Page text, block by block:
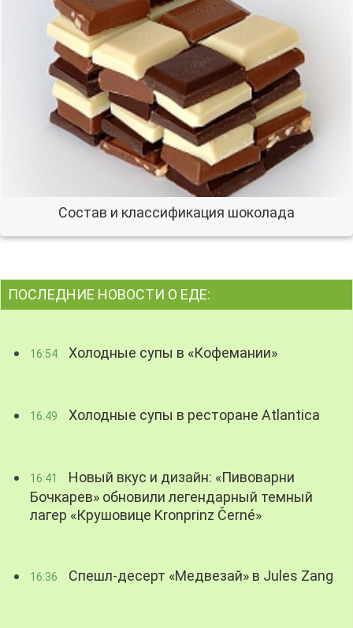
Состав и классификация шоколада
ПОСЛЕДНИЕ НОВОСТИ О ЕДЕ:
16:54 Холодные супы в «Кофемании»
16:49 Холодные супы в ресторане Atlantica
16:41
Новый вкус и дизайн: «Пивоварни
Бочкарев» обновили легендарный темный
лагер «Крушовице Kronprinz Černé»
16:36 Спешл-десерт «Медвезай» в Jules Zang